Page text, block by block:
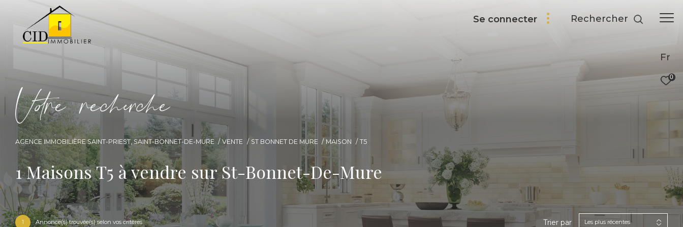
Fr
0
Se connecter Rechercher
Vore recece
AGENCE IMMOBILIÈRE SAINT-PRIEST, SAINT-BONNET-DE-MURE VENTE ST BONNET DE MURE MAISON T5
1Maisons T5 à vendre sur St-Bonnet-De-Mure
1 Annonce(s) trouvée(s) selon vos critères Trier par Les plus récentes